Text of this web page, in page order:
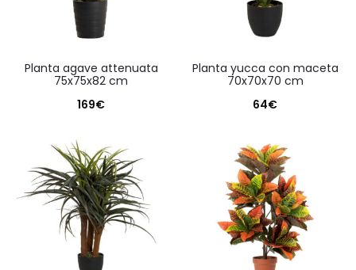
planta agave attenuata
75x75x82 cm
169€
planta yucca con maceta
70x70x70 cm
64€